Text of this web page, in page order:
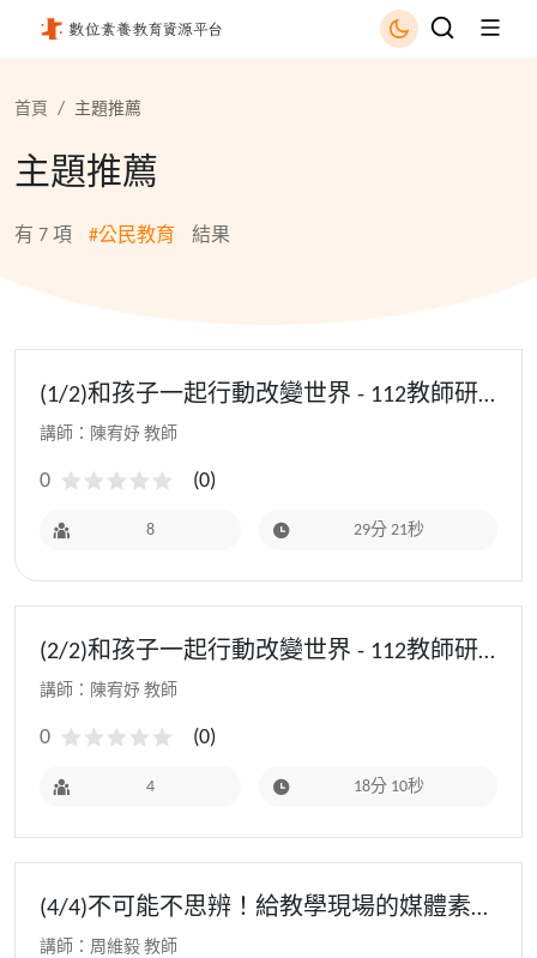
首頁 主題推薦
主題推薦
有 7 項 #公民教育 結果
(1/2)和孩子一起行動改變世界 - 112教師研
習(初階場)
講師：陳宥妤 教師
0 (0)
8 29分 21秒
(2/2)和孩子一起行動改變世界 - 112教師研
習(初階場)
講師：陳宥妤 教師
0 (0)
4 18分 10秒
(4/4)不可能不思辨！給教學現場的媒體素養
課4 - 112教師研習(初階場)
講師：周維毅 教師